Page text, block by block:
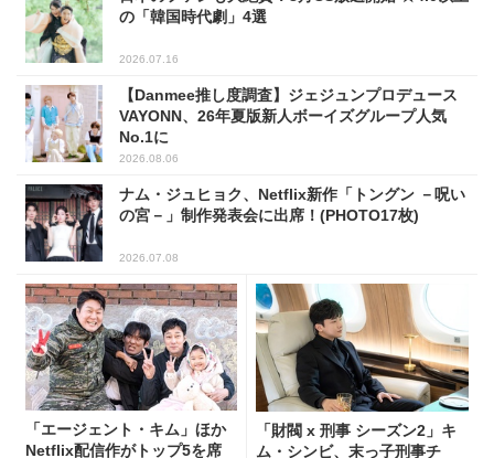
の「韓国時代劇」4選
2026.07.16
【Danmee推し度調査】ジェジュンプロデュース
VAYONN、26年夏版新人ボーイズグループ人気
No.1に
2026.08.06
ナム・ジュヒョク、Netflix新作「トングン －呪い
の宮－」制作発表会に出席！(PHOTO17枚)
2026.07.08
「エージェント・キム」ほか
Netflix配信作がトップ5を席
「財閥 x 刑事 シーズン2」キ
ム・シンビ、末っ子刑事チ